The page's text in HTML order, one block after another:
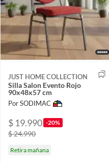
JUST HOME COLLECTION
Silla Salon Evento Rojo
90x48x57 cm
Por SODIMAC
$ 19.990 -20%
$ 24.990
Retira mañana